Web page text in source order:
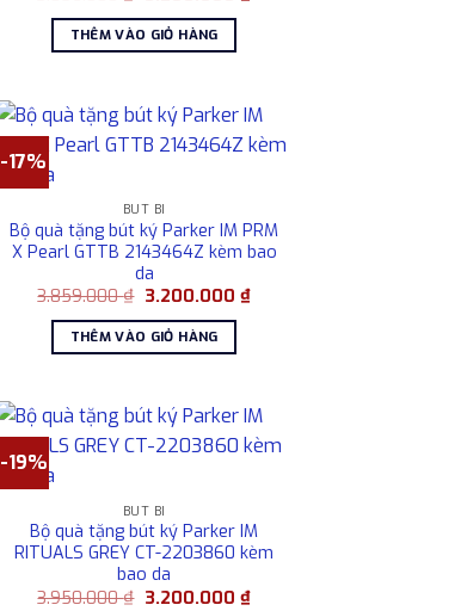
là:
3.856.000 ₫.
THÊM VÀO GIỎ HÀNG
-17%
BÚT BI
Bộ quà tặng bút ký Parker IM PRM
X Pearl GTTB 2143464Z kèm bao
da
3.859.000₫ Giá
là:
3.859.000 ₫.
3.200.000 ₫Giá
THÊM VÀO GIỎ HÀNG
-19%
BÚT BI
Bộ quà tặng bút ký Parker IM
RITUALS GREY CT-2203860 kèm
bao da
3.950.000₫ Giá
3.200.000 ₫Giá